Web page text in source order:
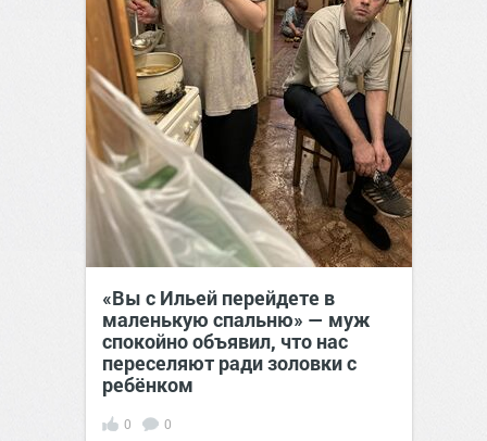
«Вы с Ильей перейдете в
маленькую спальню» — муж
спокойно объявил, что нас
переселяют ради золовки с
ребёнком
0 0